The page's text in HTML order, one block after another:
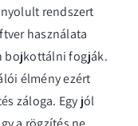
rendszert
használata
bojkottálni fogják.
élmény ezért
záloga. Egy jól